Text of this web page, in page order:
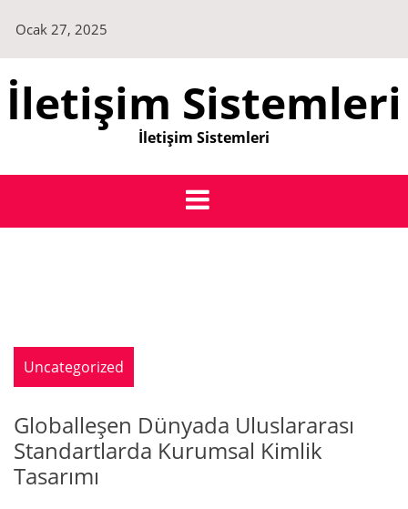
content
Ocak 27, 2025
İletişim Sistemleri
İletişim Sistemleri
Uncategorized
Globalleşen Dünyada Uluslararası
Standartlarda Kurumsal Kimlik
Tasarımı